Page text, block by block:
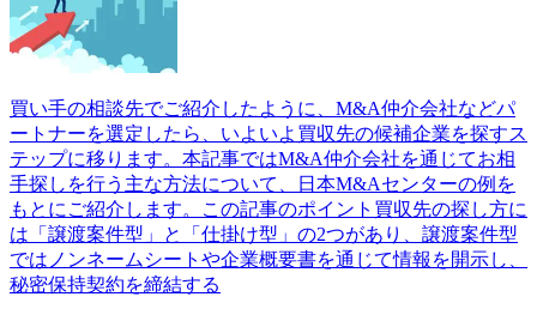
買い手の相談先でご紹介したように、M&A仲介会社などパ
ートナーを選定したら、いよいよ買収先の候補企業を探すス
テップに移ります。本記事ではM&A仲介会社を通じてお相
手探しを行う主な方法について、日本M&Aセンターの例を
もとにご紹介します。この記事のポイント買収先の探し方に
は「譲渡案件型」と「仕掛け型」の2つがあり、譲渡案件型
ではノンネームシートや企業概要書を通じて情報を開示し、
秘密保持契約を締結する